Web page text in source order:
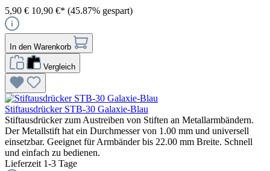
5,90 € 10,90 €* (45.87% gespart)
In den Warenkorb
Vergleich
Stiftausdrücker STB-30 Galaxie-Blau
Stiftausdrücker zum Austreiben von Stiften an Metallarmbändern.
Der Metallstift hat ein Durchmesser von 1.00 mm und universell
einsetzbar. Geeignet für Armbänder bis 22.00 mm Breite. Schnell
und einfach zu bedienen.
Lieferzeit 1-3 Tage